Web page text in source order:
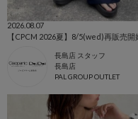
2026.08.07
長島店 スタッフ
長島店
PAL GROUP OUTLET